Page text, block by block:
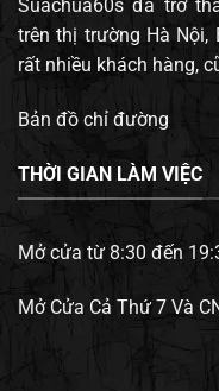
Suachua60s đã trở
trên thị trường Hà Nội,
rất nhiều khách hàng,
Bản đồ chỉ đường
THỜI GIAN LÀM VIỆC
Mở cửa từ 8:30 đến
Mở Cửa Cả Thứ 7 Và